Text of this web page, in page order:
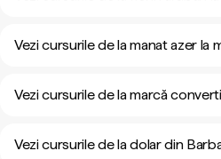
Vezi cursurile de la manat azer la
Vezi cursurile de la marcă
Vezi cursurile de la dolar din